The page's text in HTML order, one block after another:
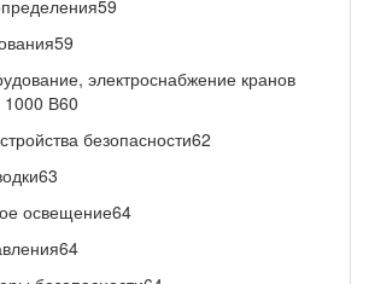
электроснабжение кранов
В60
безопасности62
освещение64